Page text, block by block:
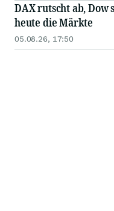
DAX rutscht ab, Dow
heute die Märkte
05.08.26, 17:50